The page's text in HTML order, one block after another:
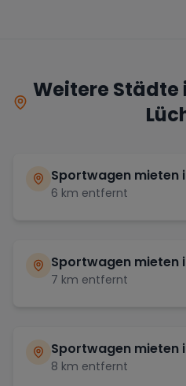
Weitere Städte
Sportwagen mieten
6 km entfernt
Sportwagen mieten
7 km entfernt
Sportwagen mieten
8 km entfernt